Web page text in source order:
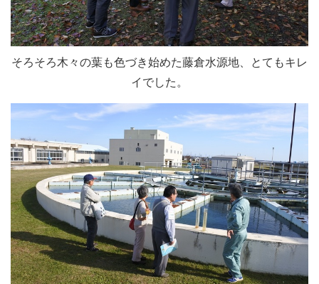
そろそろ木々の葉も色づき始めた藤倉水源地、とてもキレ
イでした。